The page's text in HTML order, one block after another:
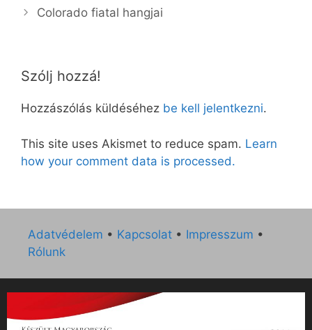
Colorado fiatal hangjai
Szólj hozzá!
Hozzászólás küldéséhez be kell jelentkezni.
This site uses Akismet to reduce spam. Learn
how your comment data is processed.
Adatvédelem • Kapcsolat • Impresszum •
Rólunk